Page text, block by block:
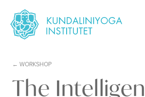
WORKSHOP
The